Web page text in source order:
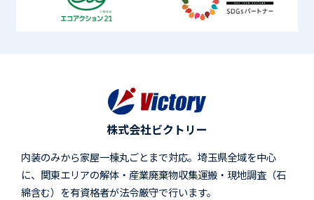
株式会社ビクトリー
内装のみから家屋一棟丸ごとまで対応。埼玉県全域を中心
に、関東エリアの解体・産業廃棄物収集運搬・現地調査（石
綿含む）を有資格者が法令厳守で行います。